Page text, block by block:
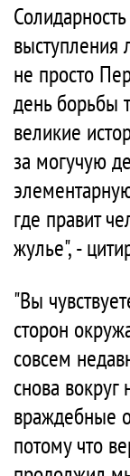
выступления
не просто
день борьбы
великие
за могучую
где правит
жулье", -
"Вы
сторон
совсем
снова
враждебные
потому что